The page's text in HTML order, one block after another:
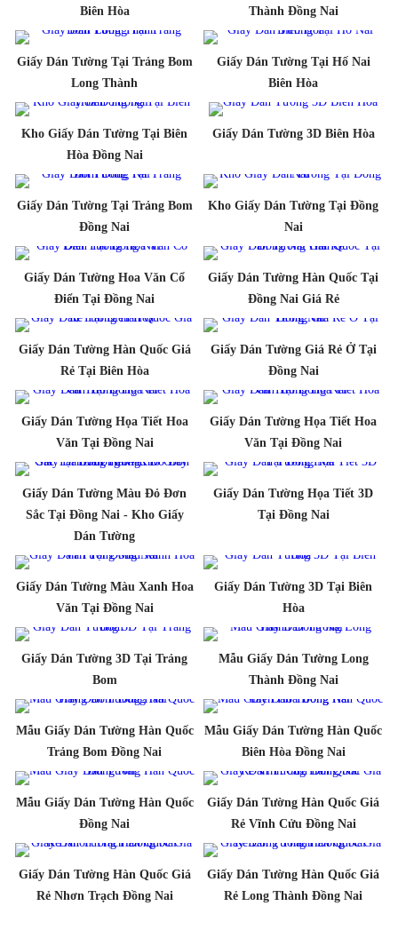
Biên Hòa
Thành Đồng Nai
Giấy Dán Tường Tại Trảng Bom
Long Thành
Giấy Dán Tường Tại Hố Nai
Biên Hòa
Kho Giấy Dán Tường Tại Biên
Hòa Đồng Nai
Giấy Dán Tường 3D Biên Hòa
Giấy Dán Tường Tại Trảng Bom
Đồng Nai
Kho Giấy Dán Tường Tại Đồng
Nai
Giấy Dán Tường Hoa Văn Cổ
Điển Tại Đồng Nai
Giấy Dán Tường Hàn Quốc Tại
Đồng Nai Giá Rẻ
Giấy Dán Tường Hàn Quốc Giá
Rẻ Tại Biên Hòa
Giấy Dán Tường Giá Rẻ Ở Tại
Đồng Nai
Giấy Dán Tường Họa Tiết Hoa
Văn Tại Đồng Nai
Giấy Dán Tường Họa Tiết Hoa
Văn Tại Đồng Nai
Giấy Dán Tường Màu Đỏ Đơn
Sắc Tại Đồng Nai - Kho Giấy
Dán Tường
Giấy Dán Tường Họa Tiết 3D
Tại Đồng Nai
Giấy Dán Tường Màu Xanh Hoa
Văn Tại Đồng Nai
Giấy Dán Tường 3D Tại Biên
Hòa
Giấy Dán Tường 3D Tại Trảng
Bom
Mẫu Giấy Dán Tường Long
Thành Đồng Nai
Mẫu Giấy Dán Tường Hàn Quốc
Trảng Bom Đồng Nai
Mẫu Giấy Dán Tường Hàn Quốc
Biên Hòa Đồng Nai
Mẫu Giấy Dán Tường Hàn Quốc
Đồng Nai
Giấy Dán Tường Hàn Quốc Giá
Rẻ Vĩnh Cửu Đồng Nai
Giấy Dán Tường Hàn Quốc Giá
Rẻ Nhơn Trạch Đồng Nai
Giấy Dán Tường Hàn Quốc Giá
Rẻ Long Thành Đồng Nai